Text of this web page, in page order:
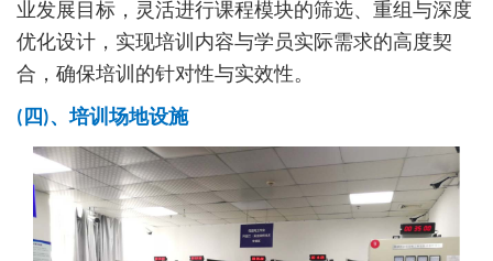
业发展目标，灵活进行课程模块的筛选、重组与深度
优化设计，实现培训内容与学员实际需求的高度契
合，确保培训的针对性与实效性。
(四)、培训场地设施